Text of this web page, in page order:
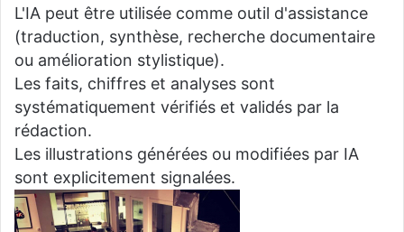
L'IA peut être utilisée comme outil d'assistance
(traduction, synthèse, recherche documentaire
ou amélioration stylistique).
Les faits, chiffres et analyses sont
systématiquement vérifiés et validés par la
rédaction.
Les illustrations générées ou modifiées par IA
sont explicitement signalées.